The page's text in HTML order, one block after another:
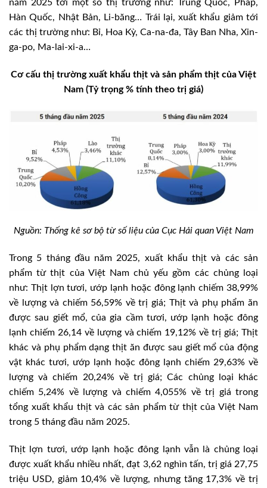
năm 2025 tới một số thị trường như: Trung Quốc, Pháp,
Hàn Quốc, Nhật Bản, Li-băng… Trái lại, xuất khẩu giảm tới
các thị trường như: Bỉ, Hoa Kỳ, Ca-na-đa, Tây Ban Nha, Xin-
ga-po, Ma-lai-xi-a…
Cơ cấu thị trường xuất khẩu thịt và sản phẩm thịt của Việt
Nam (Tỷ trọng % tính theo trị giá)
Nguồn: Thống kê sơ bộ từ số liệu của Cục Hải quan Việt Nam
Trong 5 tháng đầu năm 2025, xuất khẩu thịt và các sản
phẩm từ thịt của Việt Nam chủ yếu gồm các chủng loại
như: Thịt lợn tươi, ướp lạnh hoặc đông lạnh chiếm 38,99%
về lượng và chiếm 56,59% về trị giá; Thịt và phụ phẩm ăn
được sau giết mổ, của gia cầm tươi, ướp lạnh hoặc đông
lạnh chiếm 26,14 về lượng và chiếm 19,12% về trị giá; Thịt
khác và phụ phẩm dạng thịt ăn được sau giết mổ của động
vật khác tươi, ướp lạnh hoặc đông lạnh chiếm 29,63% về
lượng và chiếm 20,24% về trị giá; Các chủng loại khác
chiếm 5,24% về lượng và chiếm 4,055% về trị giá trong
tổng xuất khẩu thịt và các sản phẩm từ thịt của Việt Nam
trong 5 tháng đầu năm 2025.
Thịt lợn tươi, ướp lạnh hoặc đông lạnh vẫn là chủng loại
được xuất khẩu nhiều nhất, đạt 3,62 nghìn tấn, trị giá 27,75
triệu USD, giảm 10,4% về lượng, nhưng tăng 17,3% về trị